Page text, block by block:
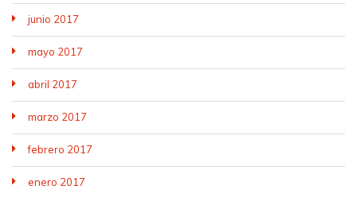
junio 2017
mayo 2017
abril 2017
marzo 2017
febrero 2017
enero 2017